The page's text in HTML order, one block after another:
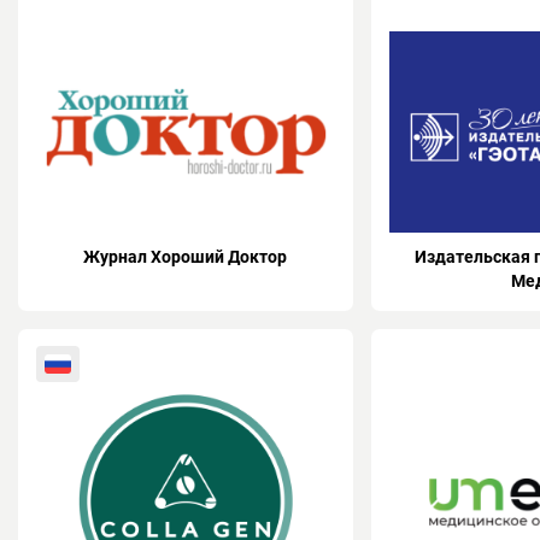
Журнал Хороший Доктор
Издательская